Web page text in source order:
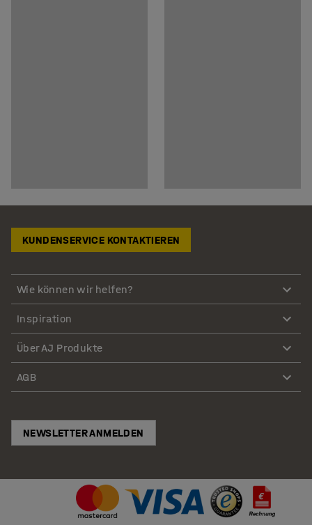
KUNDENSERVICE KONTAKTIEREN
Wie können wir helfen?
Inspiration
Über AJ Produkte
AGB
NEWSLETTER ANMELDEN